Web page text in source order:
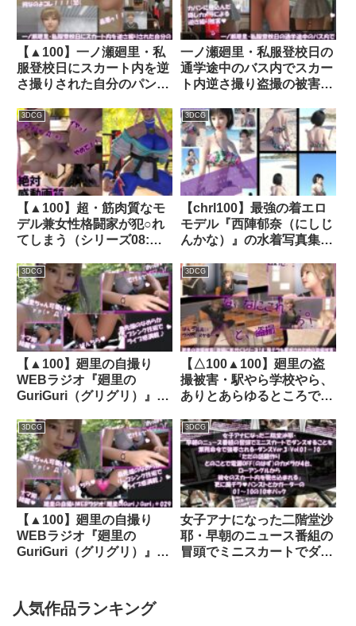
盗撮動画でヌきまくったと
いうことを聞いた件）｜
d_701390
Libido-Labo
【▲100】一ノ瀬廻里・私
服登校日にスカート内を逆
さ撮りされた自分のパンチ
いられる（サテン地豹柄ピ
ンク色ギャルパンティ）｜
d_764772
一ノ瀬廻里・私服登校日の
通学途中のバス内でスカー
ト内逆さ撮り盗撮の被害に
トなフルバックパンティ）
｜d_740583
3DCG
【▲100】超・筋肉質なモ
デル兼女性格闘家が犯○れ
てしまう（シリーズ08:横
Libido-Labo
3DCG
【chrl100】最強の着エロ
モデル『西陣郁奈（にしじ
んかな）』の水着写真集
d_387312│ Libido-Labo
3DCG
【▲100】廻里の自撮り
WEBラジオ『廻里の
GuriGuri（グリグリ）』＃
後にフラれた話｜
d_363285│ Libido-Labo
3DCG
【△100▲100】廻里の盗
撮被害・駅やら学校やら、
ありとあらゆるところでス
ヌけるパンチラ動画として
ネット上の卑猥な動画サイ
トで販売されている件（盗
撮に気付くシリーズ14:誰
かに風チラを要求されて応
じていた時の盗撮被害の様
子）｜d_355180│ Libido-
Labo
3DCG
【▲100】廻里の自撮り
WEBラジオ『廻里の
GuriGuri（グリグリ）』＃
シでホッとしている廻里の
ブラ・パンティをこれでも
3DCG
女子アナになった二階堂沙
耶・早朝のニュース番組の
冒頭でミニスカートでダン
人気作品ランキング